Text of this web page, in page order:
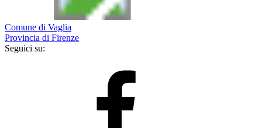
Comune di Vaglia
Provincia di Firenze
Seguici su: